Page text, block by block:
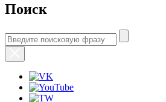
Поиск